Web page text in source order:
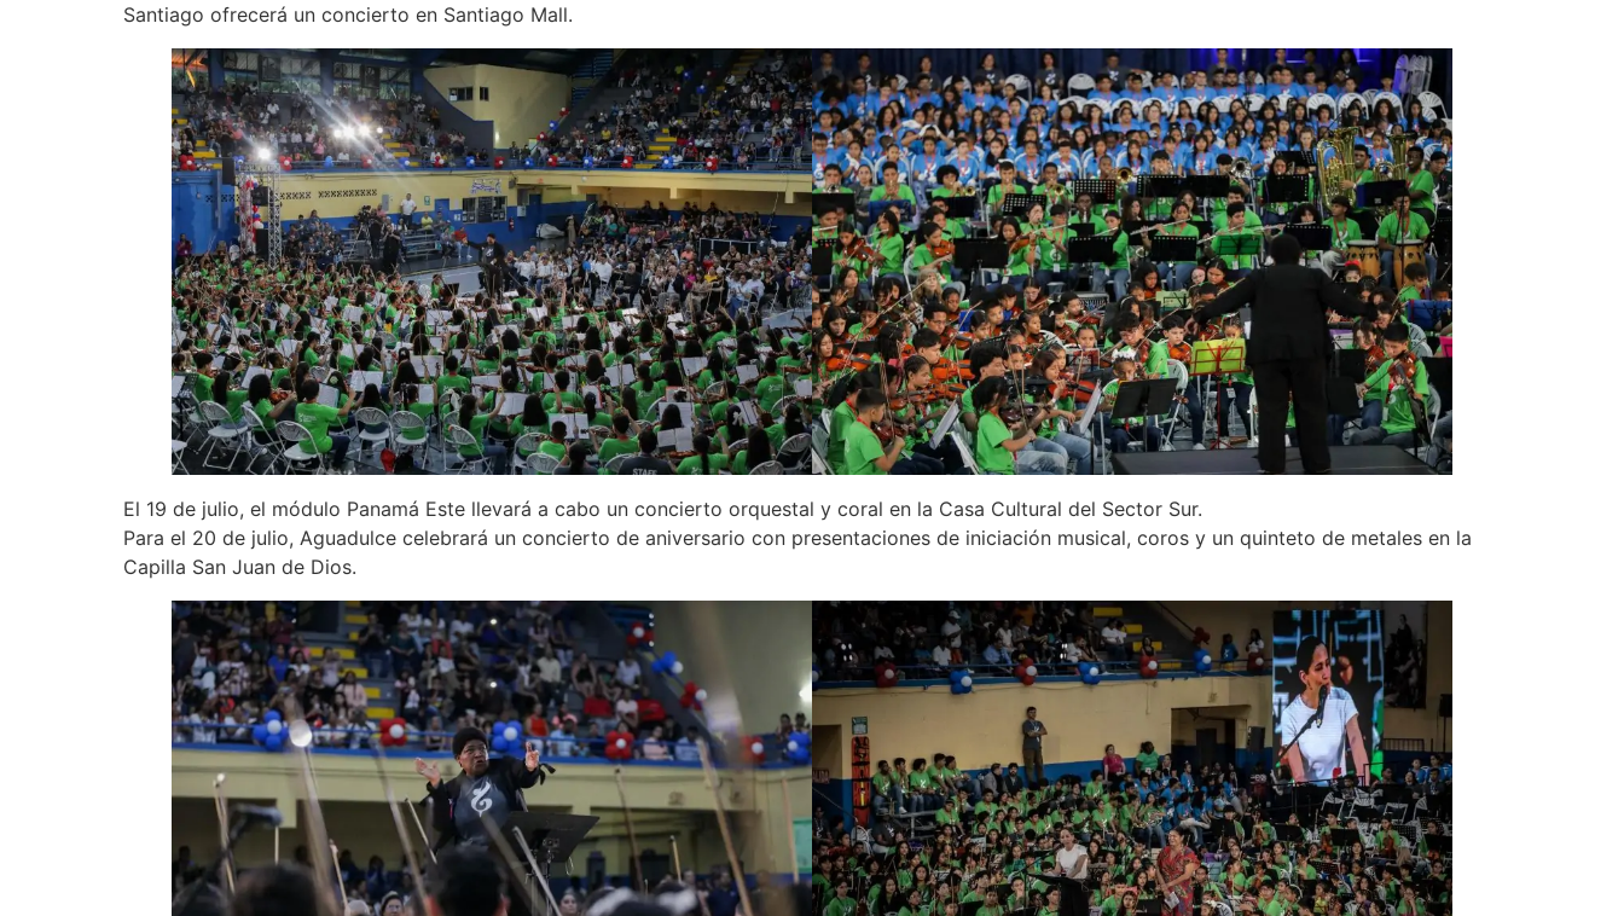
Santiago ofrecerá un concierto en Santiago Mall.
El 19 de julio, el módulo Panamá Este llevará a cabo un concierto orquestal y coral en la Casa Cultural del Sector Sur.
Para el 20 de julio, Aguadulce celebrará un concierto de aniversario con presentaciones de iniciación musical, coros y un quinteto de metales en la
Capilla San Juan de Dios.